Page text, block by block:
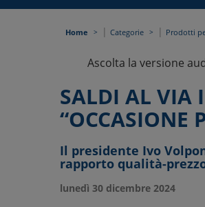
Home | Categorie | Prodotti
Ascolta la versione
SALDI AL VIA
“OCCASIONE
Il presidente Ivo
rapporto qualità-
lunedì 30 dicembre 2024